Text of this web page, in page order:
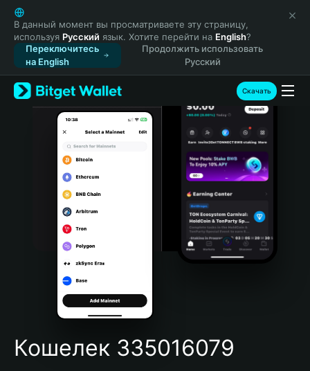
English
日本語
Tiếng Việt
Русский
Español (Latinoamérica)
Türkçe
Italiano
Português (Portugal)
Bahasa Indonesia
Português (Brasil)
Español (Argentina)
В данный момент вы просматриваете эту страницу,
используя Русский язык. Хотите перейти на English?
Переключитесь
на English
Продолжить использовать
Русский
Скачать
Кошелек 335016079